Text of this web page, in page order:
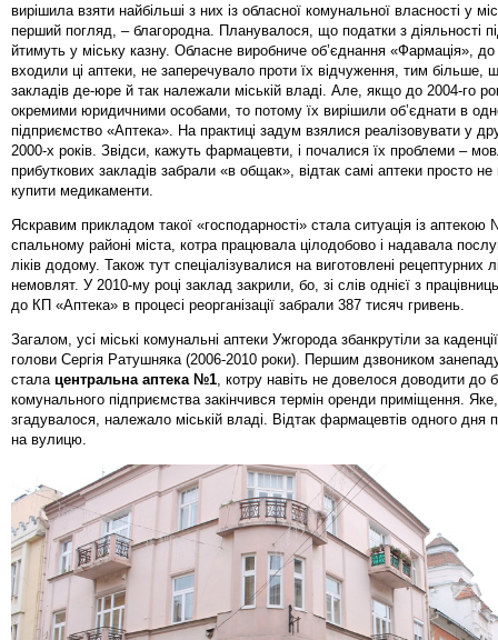
вирішила взяти найбільші з них із обласної комунальної власності у
перший погляд, – благородна. Планувалося, що податки з діяльності
йтимуть у міську казну. Обласне виробниче об’єднання «Фармація»,
входили ці аптеки, не заперечувало проти їх відчуження, тим більше,
закладів де-юре й так належали міській владі. Але, якщо до 2004-го
окремими юридичними особами, то потому їх вирішили об’єднати в
підприємство «Аптека». На практиці задум взялися реалізовувати у
2000-х років. Звідси, кажуть фармацевти, і почалися їх проблеми –
прибуткових закладів забрали «в общак», відтак самі аптеки просто
купити медикаменти.
Яскравим прикладом такої «господарності» стала ситуація із
спальному районі міста, котра працювала цілодобово і надавала
ліків додому. Також тут спеціалізувалися на виготовлені рецептурних
немовлят. У 2010-му році заклад закрили, бо, зі слів однієї з
до КП «Аптека» в процесі реорганізації забрали 387 тисяч гривень.
Загалом, усі міські комунальні аптеки Ужгорода збанкрутіли за
голови Сергія Ратушняка (2006-2010 роки). Першим дзвоником
стала центральна аптека №1 , котру навіть не довелося доводити до
комунального підприємства закінчився термін оренди приміщення.
згадувалося, належало міській владі. Відтак фармацевтів одного дня
на вулицю.